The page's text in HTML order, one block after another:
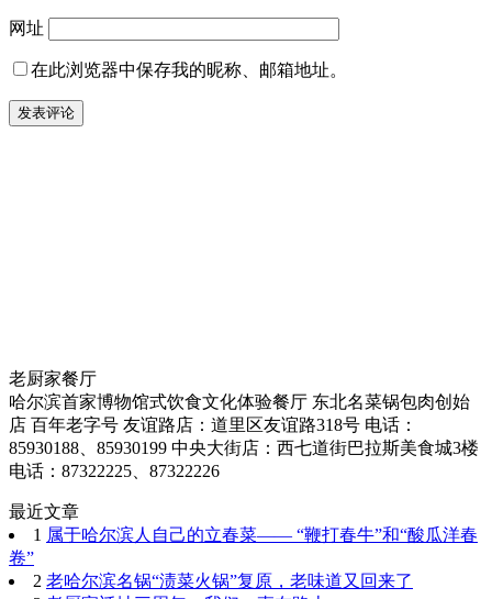
网址
在此浏览器中保存我的昵称、邮箱地址。
老厨家餐厅
哈尔滨首家博物馆式饮食文化体验餐厅 东北名菜锅包肉创始
店 百年老字号 友谊路店：道里区友谊路318号 电话：
85930188、85930199 中央大街店：西七道街巴拉斯美食城3楼
电话：87322225、87322226
最近文章
1 属于哈尔滨人自己的立春菜—— “鞭打春牛”和“酸瓜洋春
卷”
2 老哈尔滨名锅“渍菜火锅”复原，老味道又回来了